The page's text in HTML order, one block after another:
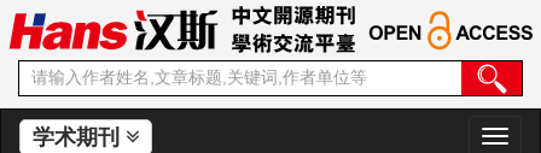
学术期刊
切